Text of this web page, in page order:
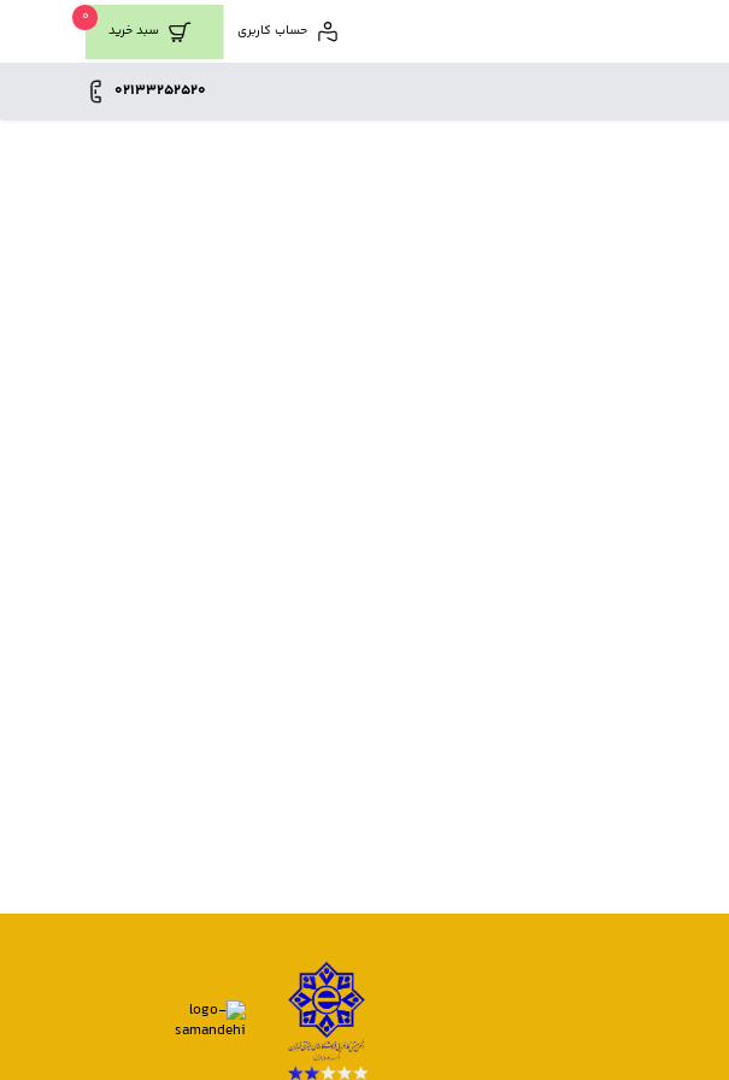
سبد خرید
0
حساب کاربری
02133252520